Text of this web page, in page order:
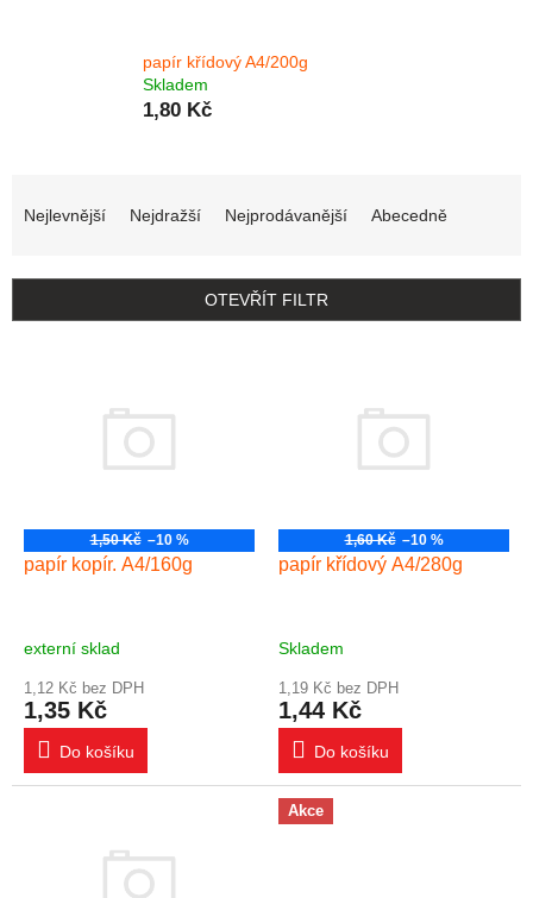
papír křídový A4/200g
Skladem
1,80 Kč
Nejlevnější Nejdražší Nejprodávanější Abecedně
OTEVŘÍT FILTR
1,50 Kč –10 %
papír kopír. A4/160g
externí sklad
1,12 Kč bez DPH
1,35 Kč
Do košíku
1,60 Kč –10 %
papír křídový A4/280g
Skladem
1,19 Kč bez DPH
1,44 Kč
Do košíku
Akce